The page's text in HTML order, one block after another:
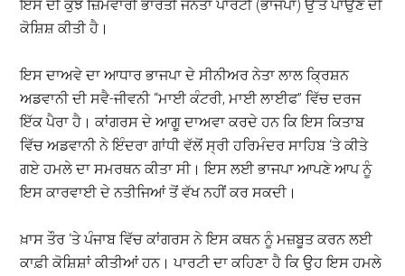
ਇਸ ਦੀ ਕੁਝ ਜ਼ਿੰਮੇਵਾਰੀ ਭਾਰਤੀ ਜਨਤਾ ਪਾਰਟੀ (ਭਾਜਪਾ) ਉੱਤੇ ਪਾਉਣ ਦੀ
ਕੋਸ਼ਿਸ਼ ਕੀਤੀ ਹੈ।
ਇਸ ਦਾਅਵੇ ਦਾ ਆਧਾਰ ਭਾਜਪਾ ਦੇ ਸੀਨੀਅਰ ਨੇਤਾ ਲਾਲ ਕ੍ਰਿਸ਼ਨ
ਅਡਵਾਨੀ ਦੀ ਸਵੈ-ਜੀਵਨੀ “ਮਾਈ ਕੰਟਰੀ, ਮਾਈ ਲਾਈਫ” ਵਿੱਚ ਦਰਜ
ਇੱਕ ਪੈਰਾ ਹੈ। ਕਾਂਗਰਸ ਦੇ ਆਗੂ ਦਾਅਵਾ ਕਰਦੇ ਹਨ ਕਿ ਇਸ ਕਿਤਾਬ
ਵਿੱਚ ਅਡਵਾਨੀ ਨੇ ਇੰਦਰਾ ਗਾਂਧੀ ਵੱਲੋਂ ਸ੍ਰੀ ਹਰਿਮੰਦਰ ਸਾਹਿਬ ‘ਤੇ ਕੀਤੇ
ਗਏ ਹਮਲੇ ਦਾ ਸਮਰਥਨ ਕੀਤਾ ਸੀ। ਇਸ ਲਈ ਭਾਜਪਾ ਆਪਣੇ ਆਪ ਨੂੰ
ਇਸ ਕਾਰਵਾਈ ਦੇ ਨਤੀਜਿਆਂ ਤੋਂ ਵੱਖ ਨਹੀਂ ਕਰ ਸਕਦੀ।
ਖ਼ਾਸ ਤੌਰ ‘ਤੇ ਪੰਜਾਬ ਵਿੱਚ ਕਾਂਗਰਸ ਨੇ ਇਸ ਕਥਨ ਨੂੰ ਮਜ਼ਬੂਤ ਕਰਨ ਲਈ
ਕਾਫ਼ੀ ਕੋਸ਼ਿਸ਼ਾਂ ਕੀਤੀਆਂ ਹਨ। ਪਾਰਟੀ ਦਾ ਕਹਿਣਾ ਹੈ ਕਿ ਉਹ ਇਸ ਹਮਲੇ